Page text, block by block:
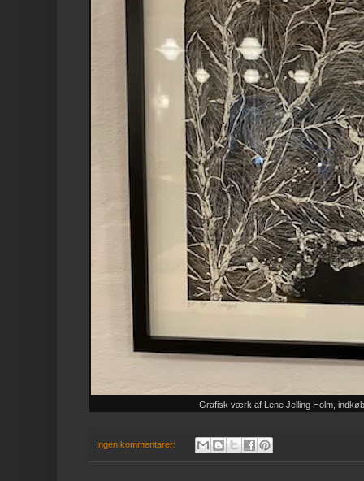
Grafisk værk af Lene Jelling Holm,
Ingen kommentarer: